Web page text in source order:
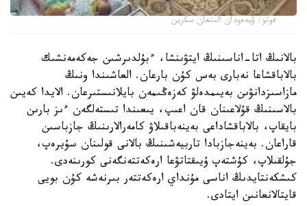
فوتو: ۆيدەودان الىنعان سكرين
بالانىڭ اتا-اناسىنىڭ ايتۋىنشا، ءبۇلدىرشىن جەكەمەنشىك
بالاباقشاعا نەبارى بەس كۇن بارعان. العاشىندا ونىڭ
مازاسىزدانۋىن بەيىمدەلۋ كەزەڭىمەن بايلانىستىرعان. الايدا كەيىن
بالاسىنىڭ قۇلاعىنان قان اعىپ، يىعىندا تىستەلگەن ءىز بارىن
بايقاپ، بالاباقشاداعى بەينەباقىلاۋ كامەرالارىنىڭ جازباسىن
قاراعان. بەينەجازبادا تاربيەشىنىڭ بالانى قولىنان سۇيرەپ،
جۇلقىلاپ، كۇشتەپ ۇيىقتاتۋعا ارەكەتتەنگەنى كورىنەدى.
كىشكەنتايدىڭ اناسى مۇنداي ارەكەتتەر بىرنەشە كۇن بويى
قايتالانعانىن ايتادى.